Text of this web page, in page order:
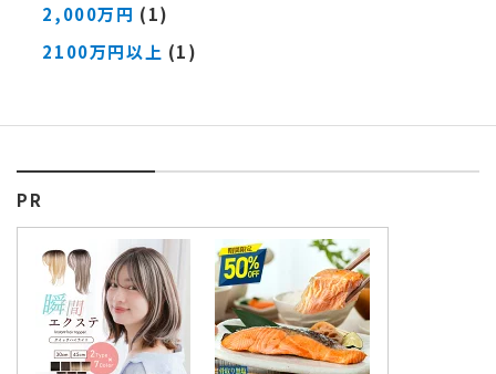
2,000万円 (1)
2100万円以上 (1)
PR